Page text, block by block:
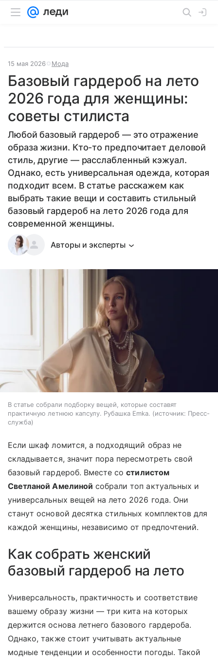
15 мая 2026 Мода
Базовый гардероб на лето
2026 года для женщины:
советы стилиста
Любой базовый гардероб — это отражение
образа жизни. Кто-то предпочитает деловой
стиль, другие — расслабленный кэжуал.
Однако, есть универсальная одежда, которая
подходит всем. В статье расскажем как
выбрать такие вещи и составить стильный
базовый гардероб на лето 2026 года для
современной женщины.
Авторы и эксперты
В статье собрали подборку вещей, которые составят
практичную летнюю капсулу. Рубашка Emka.
источник: Пресс-
служба
Если шкаф ломится, а подходящий образ не
складывается, значит пора пересмотреть свой
базовый гардероб. Вместе состилистом
Светланой Амелиной собрали топ актуальных и
универсальных вещей на лето 2026 года. Они
станут основой десятка стильных комплектов для
каждой женщины, независимо от предпочтений.
Как собрать женский
базовый гардероб на лето
Универсальность, практичность и соответствие
вашему образу жизни — три кита на которых
держится основа летнего базового гардероба.
Однако, также стоит учитывать актуальные
модные тенденции и особенности погоды. Такой